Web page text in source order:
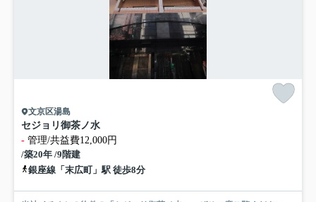
文京区湯島
セジョリ御茶ノ水
- 管理/共益費12,000円
/築20年 /9階建
銀座線「末広町」駅 徒歩8分